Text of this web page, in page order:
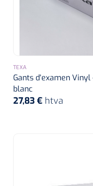
TEXA
Gants d'examen
blanc
27,83 € htva